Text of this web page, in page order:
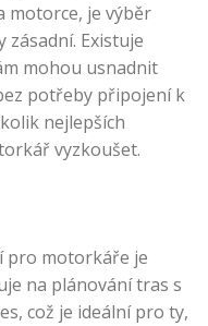
motorce, je výběr
Existuje
mohou usnadnit
potřeby připojení k
nejlepších
vyzkoušet.
pro motorkáře je
na plánování tras s
což je ideální pro ty,